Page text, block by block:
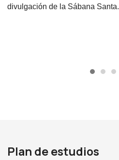
divulgación de la Sábana Santa.
Plan de estudios